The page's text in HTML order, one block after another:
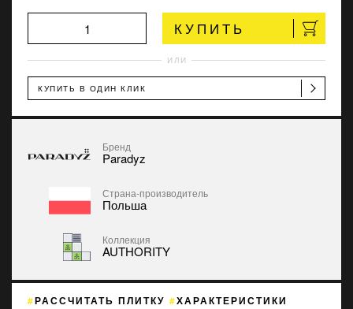
КУПИТЬ
ИЛИ
КУПИТЬ В ОДИН КЛИК
Бренд
Paradyz
Страна-производитель
Польша
Коллекция
AUTHORITY
РАССЧИТАТЬ ПЛИТКУ
ХАРАКТЕРИСТИКИ